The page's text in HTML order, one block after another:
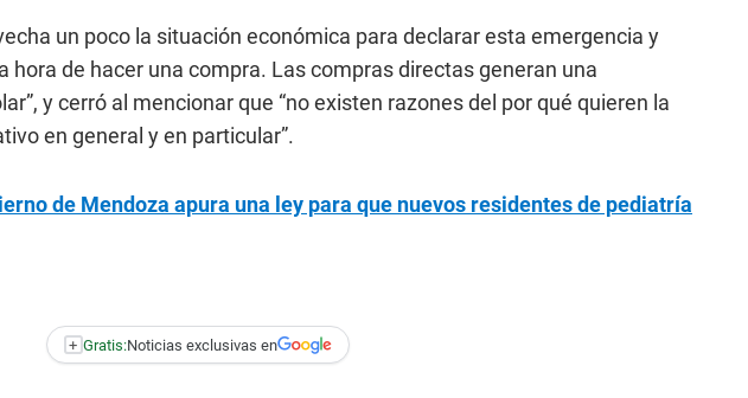
un poco la situación económica para declarar esta emergencia y
hora de hacer una compra. Las compras directas generan una
y cerró al mencionar que “no existen razones del por qué quieren la
en general y en particular”.
de Mendoza apura una ley para que nuevos residentes de pediatría
+ Gratis:Noticias exclusivas en